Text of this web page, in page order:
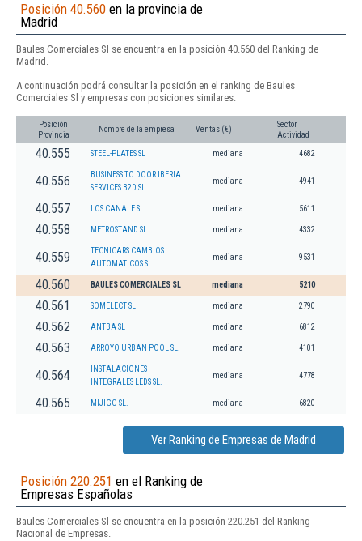
Posición 40.560 en la provincia de
Madrid
Baules Comerciales Sl se encuentra en la posición 40.560 del Ranking de
Madrid.
A continuación podrá consultar la posición en el ranking de Baules
Comerciales Sl y empresas con posiciones similares:
Posición
Provincia
Nombre de la empresa Ventas (€)
Sector
Actividad
40.555 STEEL-PLATES SL mediana 4682
40.556
BUSINESS TO DOOR IBERIA
SERVICES B2D SL.
mediana 4941
40.557 LOS CANALE SL. mediana 5611
40.558 METROSTAND SL mediana 4332
40.559
TECNICARS CAMBIOS
AUTOMATICOS SL
mediana 9531
40.560 BAULES COMERCIALES SL mediana 5210
40.561 SOMELECT SL mediana 2790
40.562 ANTBA SL mediana 6812
40.563 ARROYO URBAN POOL SL. mediana 4101
40.564
INSTALACIONES
INTEGRALES LEDS SL.
mediana 4778
40.565 MIJIGO SL. mediana 6820
Ver Ranking de Empresas de Madrid
Posición 220.251 en el Ranking de
Empresas Españolas
Baules Comerciales Sl se encuentra en la posición 220.251 del Ranking
Nacional de Empresas.